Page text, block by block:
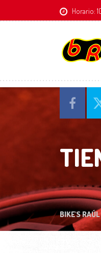
Horario:
BIKE'S RAÚL